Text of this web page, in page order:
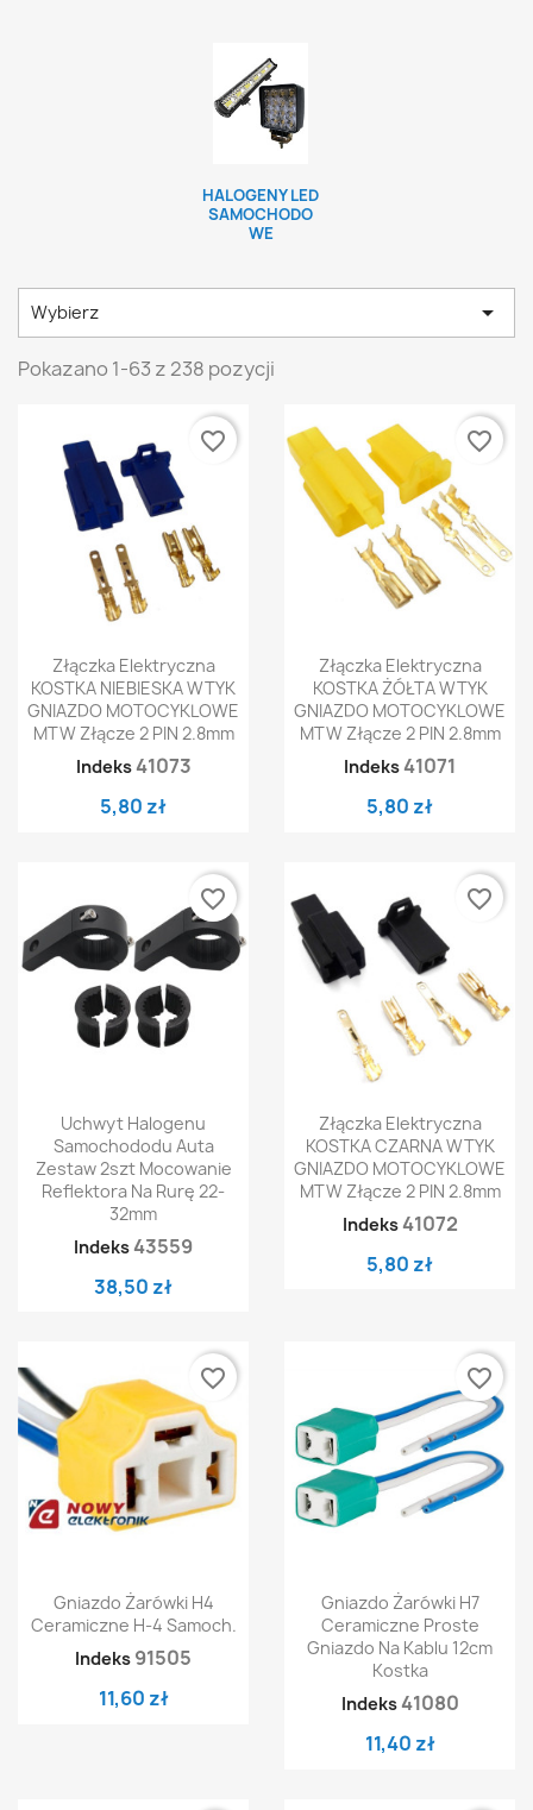
HALOGENY LED
SAMOCHODO
WE
Wybierz 
Pokazano 1-63 z 238 pozycji
Złączka Elektryczna
KOSTKA NIEBIESKA WTYK
GNIAZDO MOTOCYKLOWE
MTW Złącze 2 PIN 2.8mm
Indeks 41073
5,80 zł
favorite_border
Złączka Elektryczna
KOSTKA ŻÓŁTA WTYK
GNIAZDO MOTOCYKLOWE
MTW Złącze 2 PIN 2.8mm
Indeks 41071
5,80 zł
favorite_border
Uchwyt Halogenu
Samochododu Auta
Zestaw 2szt Mocowanie
Reflektora Na Rurę 22-
32mm
Indeks 43559
38,50 zł
favorite_border
Złączka Elektryczna
KOSTKA CZARNA WTYK
GNIAZDO MOTOCYKLOWE
MTW Złącze 2 PIN 2.8mm
Indeks 41072
5,80 zł
favorite_border
Gniazdo Żarówki H4
Ceramiczne H-4 Samoch.
Indeks 91505
11,60 zł
favorite_border
Gniazdo Żarówki H7
Ceramiczne Proste
Gniazdo Na Kablu 12cm
Kostka
Indeks 41080
11,40 zł
favorite_border